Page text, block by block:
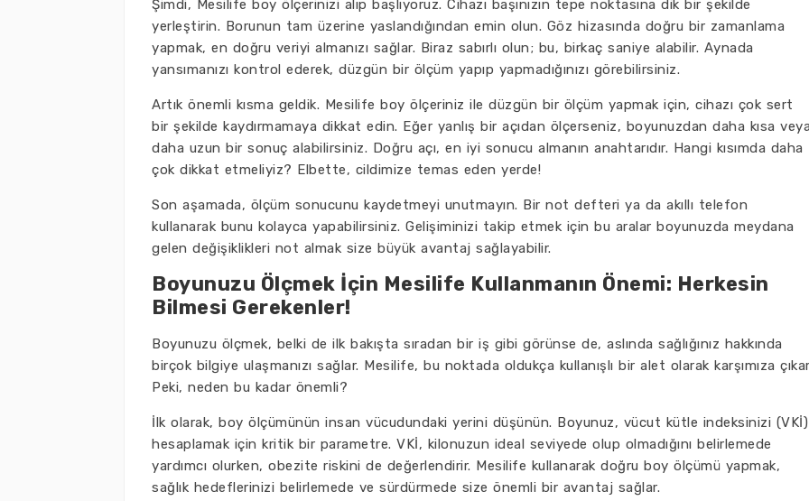
Şimdi, Mesilife boy ölçerinizi alıp başlıyoruz. Cihazı başınızın tepe noktasına dik bir şekilde
yerleştirin. Borunun tam üzerine yaslandığından emin olun. Göz hizasında doğru bir zamanlama
yapmak, en doğru veriyi almanızı sağlar. Biraz sabırlı olun; bu, birkaç saniye alabilir. Aynada
yansımanızı kontrol ederek, düzgün bir ölçüm yapıp yapmadığınızı görebilirsiniz.
Artık önemli kısma geldik. Mesilife boy ölçeriniz ile düzgün bir ölçüm yapmak için, cihazı çok sert
bir şekilde kaydırmamaya dikkat edin. Eğer yanlış bir açıdan ölçerseniz, boyunuzdan daha kısa
daha uzun bir sonuç alabilirsiniz. Doğru açı, en iyi sonucu almanın anahtarıdır. Hangi kısımda daha
çok dikkat etmeliyiz? Elbette, cildimize temas eden yerde!
Son aşamada, ölçüm sonucunu kaydetmeyi unutmayın. Bir not defteri ya da akıllı telefon
kullanarak bunu kolayca yapabilirsiniz. Gelişiminizi takip etmek için bu aralar boyunuzda meydana
gelen değişiklikleri not almak size büyük avantaj sağlayabilir.
Boyunuzu Ölçmek İçin Mesilife Kullanmanın Önemi: Herkesin
Bilmesi Gerekenler!
Boyunuzu ölçmek, belki de ilk bakışta sıradan bir iş gibi görünse de, aslında sağlığınız hakkında
birçok bilgiye ulaşmanızı sağlar. Mesilife, bu noktada oldukça kullanışlı bir alet olarak karşımıza
Peki, neden bu kadar önemli?
İlk olarak, boy ölçümünün insan vücudundaki yerini düşünün. Boyunuz, vücut kütle indeksinizi (VKİ)
hesaplamak için kritik bir parametre. VKİ, kilonuzun ideal seviyede olup olmadığını belirlemede
yardımcı olurken, obezite riskini de değerlendirir. Mesilife kullanarak doğru boy ölçümü yapmak,
sağlık hedeflerinizi belirlemede ve sürdürmede size önemli bir avantaj sağlar.